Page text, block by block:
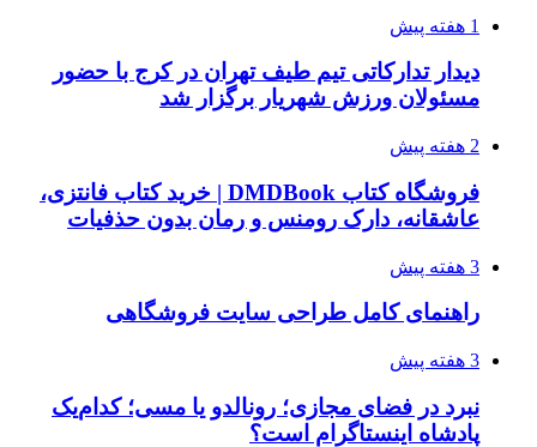
1 هفته پیش
دیدار تدارکاتی تیم طیف تهران در کرج با حضور
مسئولان ورزش شهریار برگزار شد
2 هفته پیش
فروشگاه کتاب DMDBook | خرید کتاب فانتزی،
عاشقانه، دارک رومنس و رمان بدون حذفیات
3 هفته پیش
راهنمای کامل طراحی سایت فروشگاهی
3 هفته پیش
نبرد در فضای مجازی؛ رونالدو یا مسی؛ کدام‌یک
پادشاه اینستاگرام است؟